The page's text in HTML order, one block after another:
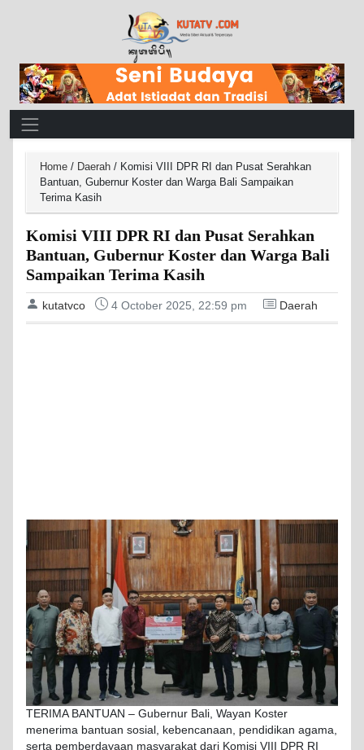
Main Navigation
Home / Daerah / Komisi VIII DPR RI dan Pusat Serahkan
Bantuan, Gubernur Koster dan Warga Bali Sampaikan
Terima Kasih
Komisi VIII DPR RI dan Pusat Serahkan
Bantuan, Gubernur Koster dan Warga Bali
Sampaikan Terima Kasih
kutatvco 4 October 2025, 22:59 pm Daerah
TERIMA BANTUAN – Gubernur Bali, Wayan Koster
menerima bantuan sosial, kebencanaan, pendidikan agama,
serta pemberdayaan masyarakat dari Komisi VIII DPR RI